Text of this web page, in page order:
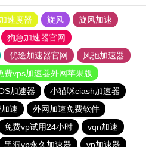
速度器 旋风
旋风加速
狗急加速器官网
优途加速器官网
风驰加速器
费vps加速器外网苹果版
加速器
小猫咪ciash加速器
速
外网加速免费软件
免费vp试用24小时
vqn加速
黑洞vp永久加速器 vp加速器